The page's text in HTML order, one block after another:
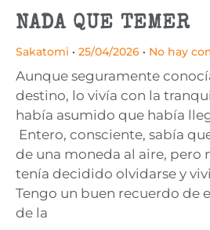
NADA QUE TEMER
Sakatomi 25/04/2026 No hay
Aunque seguramente
destino, lo vivía con la
había asumido que había
Entero, consciente, sabía
de una moneda al aire, pero
tenía decidido olvidarse y
Tengo un buen recuerdo de
de la